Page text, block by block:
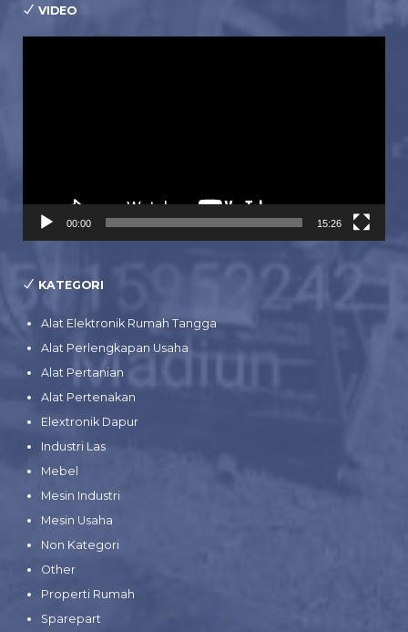
VIDEO
00:00 15:26
KATEGORI
Alat Elektronik Rumah Tangga
Alat Perlengkapan Usaha
Alat Pertanian
Alat Pertenakan
Elextronik Dapur
Industri Las
Mebel
Mesin Industri
Mesin Usaha
Non Kategori
Other
Properti Rumah
Sparepart